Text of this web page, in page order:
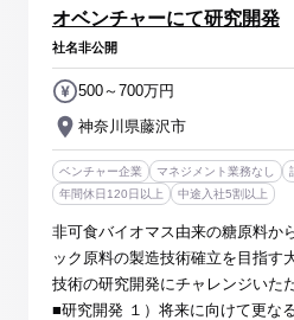
オベンチャーにて研究開発
社名非公開
神奈川県藤沢市
500～700万円
ベンチャー企業 マネジメント業務なし
年間休日120日以上
中途入社5割以上
非可食バイオマス由来の糖原料か
ック原料の製造技術確立を目指す
技術の研究開発にチャレンジいただきます！ 【
■研究開発 １）将来に向けて更な